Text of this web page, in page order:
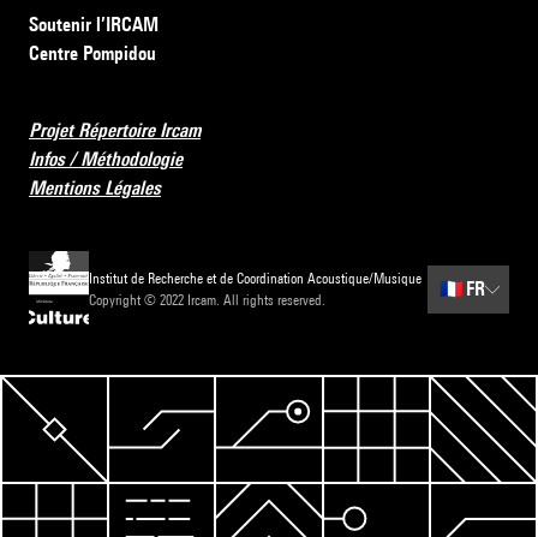
Soutenir l’IRCAM
Centre Pompidou
Projet Répertoire Ircam
Infos / Méthodologie
Mentions Légales
Institut de Recherche et de Coordination Acoustique/Musique
Copyright © 2022 Ircam. All rights reserved.
🇫🇷 FR